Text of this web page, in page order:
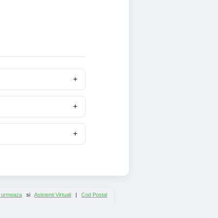
urmeaza si Asistenti Virtuali | Cod Postal